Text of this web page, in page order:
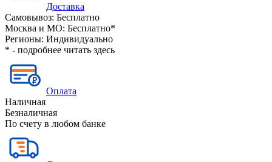
Доставка
Самовывоз: Бесплатно
Москва и МО: Бесплатно*
Регионы: Индивидуально
* - подробнее читать здесь
Оплата
Наличная
Безналичная
По счету в любом банке